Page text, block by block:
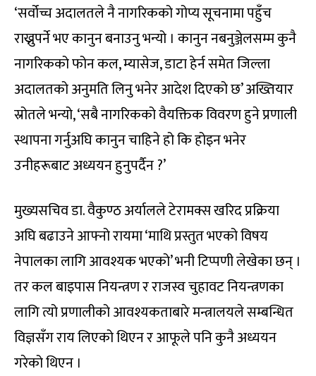
‘सर्वोच्च अदालतले नै नागरिकको गोप्य सूचनामा पहुँच
राख्नुपर्ने भए कानुन बनाउनु भन्यो । कानुन नबनुञ्जेलसम्म कुनै
नागरिकको फोन कल, म्यासेज, डाटा हेर्न समेत जिल्ला
अदालतको अनुमति लिनु भनेर आदेश दिएको छ’ अख्तियार
स्रोतले भन्यो, ‘सबै नागरिकको वैयक्तिक विवरण हुने प्रणाली
स्थापना गर्नुअघि कानुन चाहिने हो कि होइन भनेर
उनीहरूबाट अध्ययन हुनुपर्दैन ?’
मुख्यसचिव डा. वैकुण्ठ अर्यालले टेरामक्स खरिद प्रक्रिया
अघि बढाउने आफ्नो रायमा ‘माथि प्रस्तुत भएको विषय
नेपालका लागि आवश्यक भएको’ भनी टिप्पणी लेखेका छन् ।
तर कल बाइपास नियन्त्रण र राजस्व चुहावट नियन्त्रणका
लागि त्यो प्रणालीको आवश्यकताबारे मन्त्रालयले सम्बन्धित
विज्ञसँग राय लिएको थिएन र आफूले पनि कुनै अध्ययन
गरेको थिएन ।